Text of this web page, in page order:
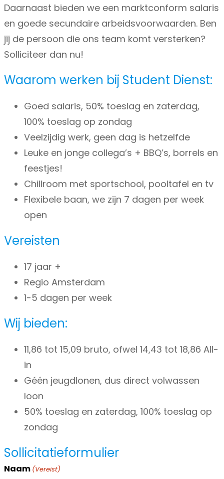
Daarnaast bieden we een marktconform salaris
en goede secundaire arbeidsvoorwaarden. Ben
jij de persoon die ons team komt versterken?
Solliciteer dan nu!
Waarom werken bij Student Dienst:
Goed salaris, 50% toeslag en zaterdag,
100% toeslag op zondag
Veelzijdig werk, geen dag is hetzelfde
Leuke en jonge collega’s + BBQ’s, borrels en
feestjes!
Chillroom met sportschool, pooltafel en tv
Flexibele baan, we zijn 7 dagen per week
open
Vereisten
17 jaar +
Regio Amsterdam
1-5 dagen per week
Wij bieden:
11,86 tot 15,09 bruto, ofwel 14,43 tot 18,86 All-
in
Géén jeugdlonen, dus direct volwassen
loon
50% toeslag en zaterdag, 100% toeslag op
zondag
Sollicitatieformulier
Naam (Vereist)